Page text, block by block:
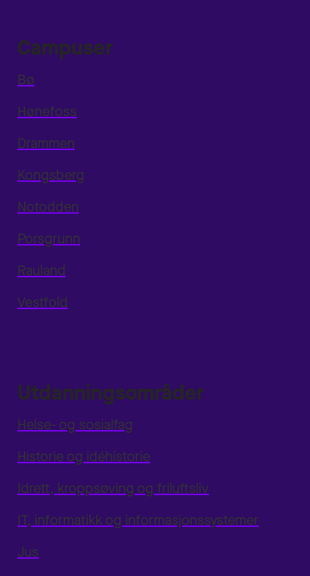
Campuser
Bø
Hønefoss
Drammen
Kongsberg
Notodden
Porsgrunn
Rauland
Vestfold
Utdanningsområder
Helse- og sosialfag
Historie og idéhistorie
Idrett, kroppsøving og friluftsliv
IT, informatikk og informasjonssystemer
Jus